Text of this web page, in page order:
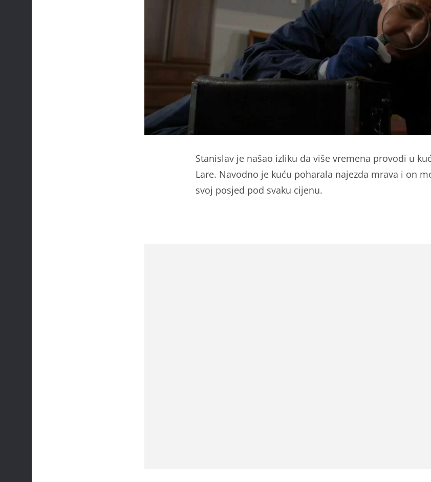
Stanislav je našao izliku da više vremena provodi u
Lare. Navodno je kuću poharala najezda mrava i on
svoj posjed pod svaku cijenu.